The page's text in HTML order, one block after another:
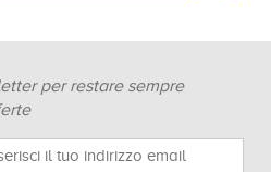
per restare sempre